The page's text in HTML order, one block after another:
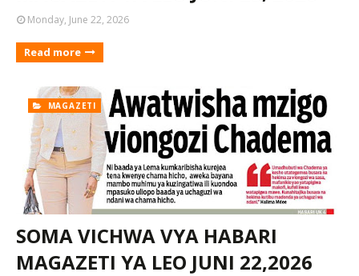
Monday, June 22, 2026
Read more
MAGAZETI
SOMA VICHWA VYA HABARI
MAGAZETI YA LEO JUNI 22,2026